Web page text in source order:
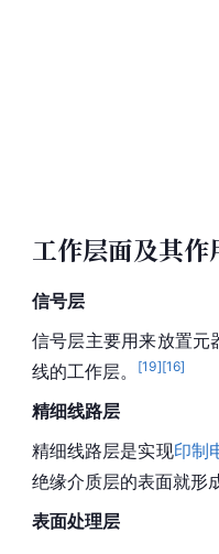
工作层面及其作
信号层
信号层主要用来放置元
线的工作层。
[19][16]
精细线路层
精细线路层是实现印制
绝缘介质层的表面就形
表面处理层